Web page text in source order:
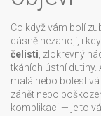
Co když vám bolí
dásně nezahojí, i
čelisti zlokrevný
tkáních ústní dutiny.
malá nebo
zánět nebo
komplikaci — je to